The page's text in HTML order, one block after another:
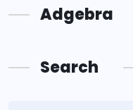
Adgebra
Search